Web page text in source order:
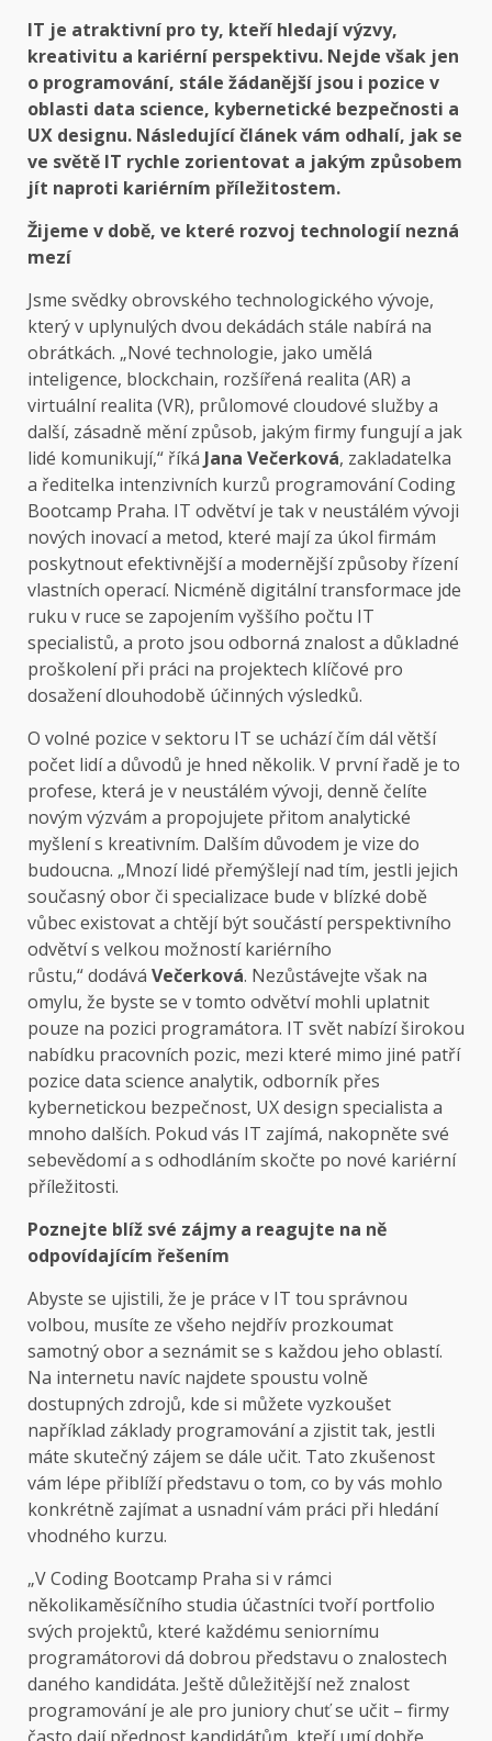
IT je atraktivní pro ty, kteří hledají výzvy,
kreativitu a kariérní perspektivu. Nejde však jen
o programování, stále žádanější jsou i pozice v
oblasti data science, kybernetické bezpečnosti a
UX designu. Následující článek vám odhalí, jak se
ve světě IT rychle zorientovat a jakým způsobem
jít naproti kariérním příležitostem.
Žijeme v době, ve které rozvoj technologií nezná
mezí
Jsme svědky obrovského technologického vývoje,
který v uplynulých dvou dekádách stále nabírá na
obrátkách. „Nové technologie, jako umělá
inteligence, blockchain, rozšířená realita (AR) a
virtuální realita (VR), průlomové cloudové služby a
další, zásadně mění způsob, jakým firmy fungují a jak
lidé komunikují,“ říká Jana Večerková, zakladatelka
a ředitelka intenzivních kurzů programování Coding
Bootcamp Praha. IT odvětví je tak v neustálém vývoji
nových inovací a metod, které mají za úkol firmám
poskytnout efektivnější a modernější způsoby řízení
vlastních operací. Nicméně digitální transformace jde
ruku v ruce se zapojením vyššího počtu IT
specialistů, a proto jsou odborná znalost a důkladné
proškolení při práci na projektech klíčové pro
dosažení dlouhodobě účinných výsledků.
O volné pozice v sektoru IT se uchází čím dál větší
počet lidí a důvodů je hned několik. V první řadě je to
profese, která je v neustálém vývoji, denně čelíte
novým výzvám a propojujete přitom analytické
myšlení s kreativním. Dalším důvodem je vize do
budoucna. „Mnozí lidé přemýšlejí nad tím, jestli jejich
současný obor či specializace bude v blízké době
vůbec existovat a chtějí být součástí perspektivního
odvětví s velkou možností kariérního
růstu,“ dodává Večerková. Nezůstávejte však na
omylu, že byste se v tomto odvětví mohli uplatnit
pouze na pozici programátora. IT svět nabízí širokou
nabídku pracovních pozic, mezi které mimo jiné patří
pozice data science analytik, odborník přes
kybernetickou bezpečnost, UX design specialista a
mnoho dalších. Pokud vás IT zajímá, nakopněte své
sebevědomí a s odhodláním skočte po nové kariérní
příležitosti.
Poznejte blíž své zájmy a reagujte na ně
odpovídajícím řešením
Abyste se ujistili, že je práce v IT tou správnou
volbou, musíte ze všeho nejdřív prozkoumat
samotný obor a seznámit se s každou jeho oblastí.
Na internetu navíc najdete spoustu volně
dostupných zdrojů, kde si můžete vyzkoušet
například základy programování a zjistit tak, jestli
máte skutečný zájem se dále učit. Tato zkušenost
vám lépe přiblíží představu o tom, co by vás mohlo
konkrétně zajímat a usnadní vám práci při hledání
vhodného kurzu.
„V Coding Bootcamp Praha si v rámci
několikaměsíčního studia účastníci tvoří portfolio
svých projektů, které každému seniornímu
programátorovi dá dobrou představu o znalostech
daného kandidáta. Ještě důležitější než znalost
programování je ale pro juniory chuť se učit – firmy
často dají přednost kandidátům, kteří umí dobře